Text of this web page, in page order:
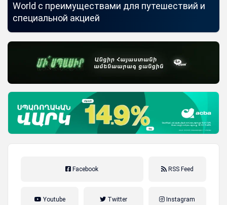
World с преимуществами для путешествий и
специальной акцией
Facebook RSS Feed
Youtube Twitter Instagram